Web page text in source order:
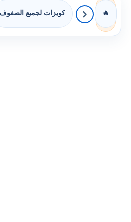
🔥 كويزات لجميع الصفوف